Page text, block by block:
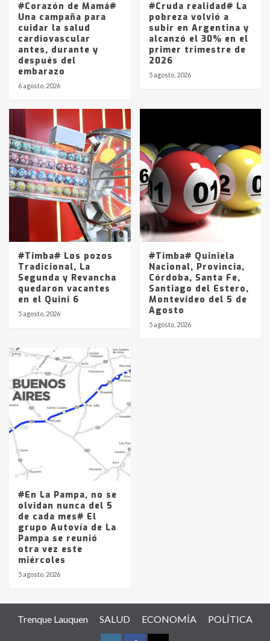
#Corazón de Mamá#
Una campaña para
cuidar la salud
cardiovascular
antes, durante y
después del
embarazo
6 agosto, 2026
#Cruda realidad# La
pobreza volvió a
subir en Argentina y
alcanzó el 30% en el
primer trimestre de
2026
5 agosto, 2026
#Timba# Los pozos
Tradicional, La
Segunda y Revancha
quedaron vacantes
en el Quini 6
5 agosto, 2026
#Timba# Quiniela
Nacional, Provincia,
Córdoba, Santa Fe,
Santiago del Estero,
Montevideo del 5 de
Agosto
5 agosto, 2026
#En La Pampa, no se
olvidan nunca del 5
de cada mes# El
grupo Autovía de La
Pampa se reunió
otra vez este
miércoles
5 agosto, 2026
Trenque Lauquen SALUD ECONOMÍA POLÍTICA